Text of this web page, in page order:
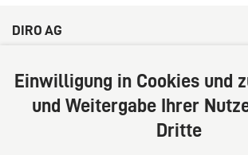
DIRO AG
20354 Hamburg
Deutschland
Tel: +49 (0) 40 41352231
Einwilligung in Cookies und
und Weitergabe Ihrer
Dritte